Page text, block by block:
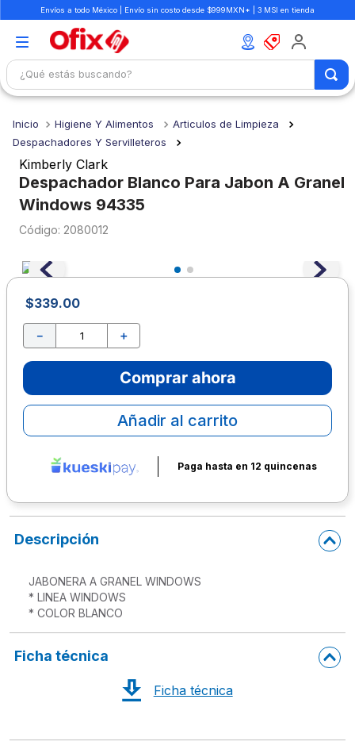
Envíos a todo México | Envío sin costo desde $999MXN* | 3 MSI en tienda
¿Qué estás buscando?
Higiene Y Alimentos
Articulos de Limpieza
Despachadores Y Servilleteros
Kimberly Clark
Despachador Blanco Para Jabon A Granel
Windows 94335
: 2080012
$339.00
＋
－
Comprar ahora
Añadir al carrito
Paga hasta en 12 quincenas
Descripción
JABONERA A GRANEL WINDOWS
* LINEA WINDOWS
* COLOR BLANCO
Ficha técnica
Ficha técnica
1.
mochilas
2.
libretas
3.
cuaderno
4.
cuadernos
colores
6.
boligrafo
7.
escritorio
8.
sacapuntas
9.
escolar